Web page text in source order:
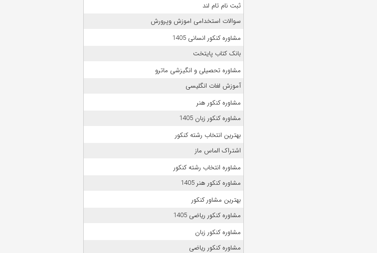
ثبت نام تام لند
سوالات استخدامی اموزش وپرورش
مشاوره کنکور انسانی 1405
بانک کتاب پایتخت
مشاوره تحصیلی و انگیزشی ماترو
آموزش لغات انگلیسی
مشاوره کنکور هنر
مشاوره کنکور زبان 1405
بهترین انتخاب رشته کنکور
اشتراک الماس ماز
مشاوره انتخاب رشته کنکور
مشاوره کنکور هنر 1405
بهترین مشاور کنکور
مشاوره کنکور ریاضی 1405
مشاوره کنکور زبان
مشاوره کنکور ریاضی